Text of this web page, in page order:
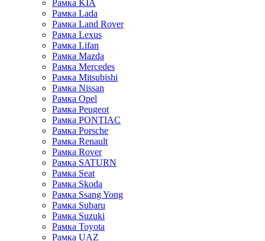
Рамка KIA
Рамка Lada
Рамка Land Rover
Рамка Lexus
Рамка Lifan
Рамка Mazda
Рамка Mercedes
Рамка Mitsubishi
Рамка Nissan
Рамка Opel
Рамка Peugeot
Рамка PONTIAC
Рамка Porsche
Рамка Renault
Рамка Rover
Рамка SATURN
Рамка Seat
Рамка Skoda
Рамка Ssang Yong
Рамка Subaru
Рамка Suzuki
Рамка Toyota
Рамка UAZ